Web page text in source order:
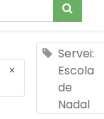
×
Servei:
Escola
de
Nadal